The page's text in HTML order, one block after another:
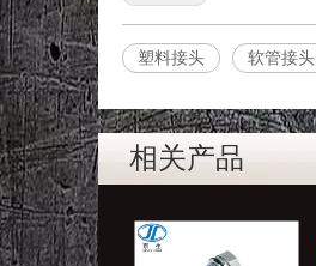
塑料接头 软管接头
相关产品